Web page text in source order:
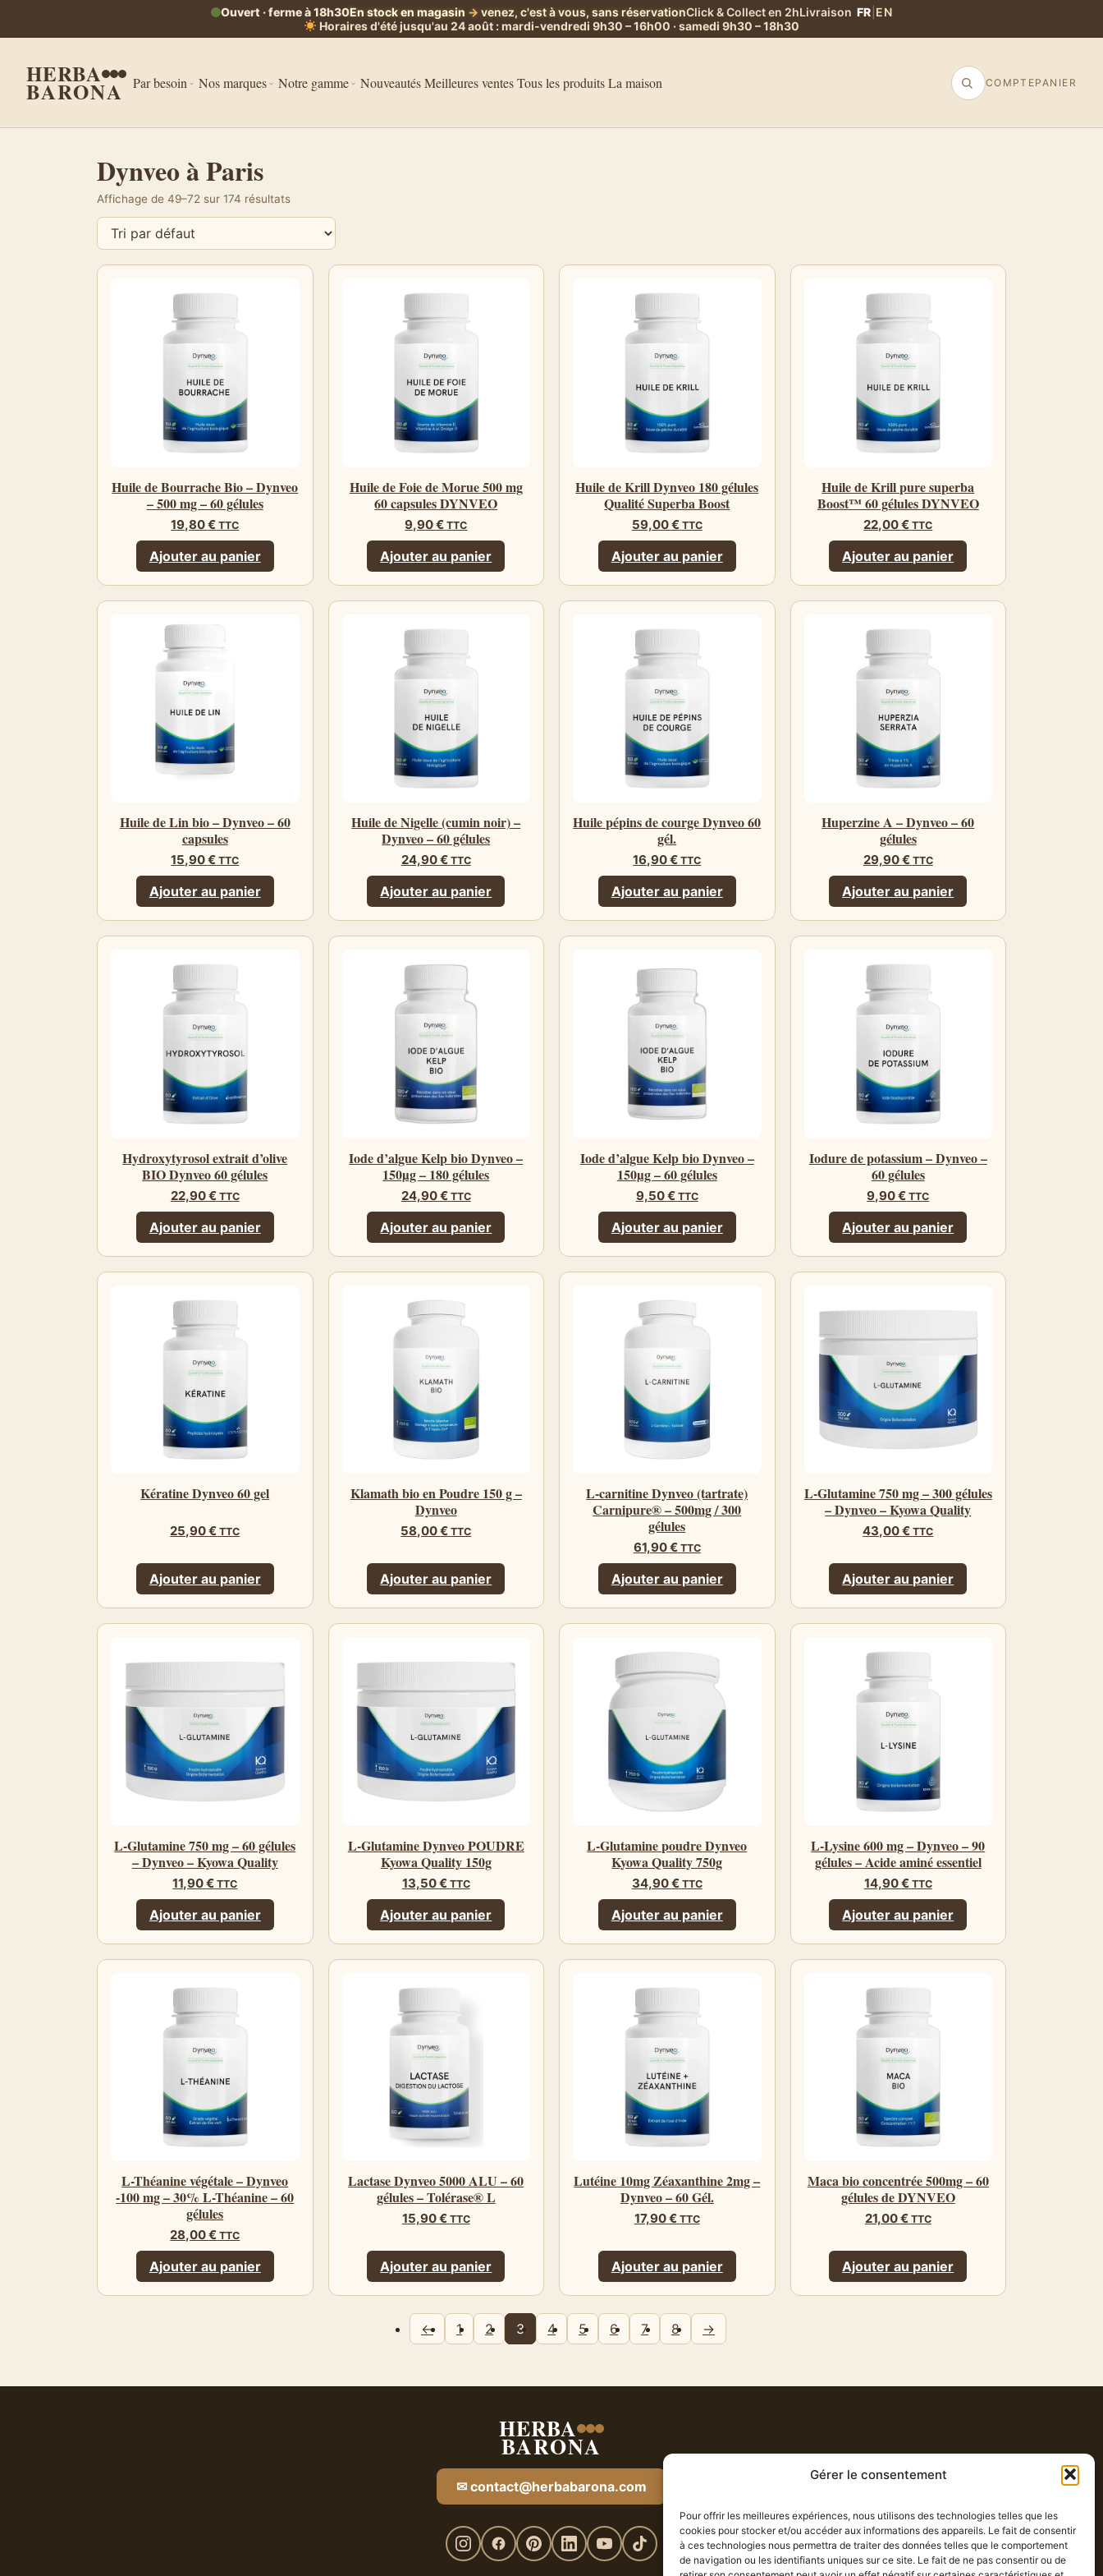
Gérer le consentement
Pour offrir les meilleures expériences, nous utilisons des technologies telles que les
cookies pour stocker et/ou accéder aux informations des appareils. Le fait de consentir
à ces technologies nous permettra de traiter des données telles que le comportement
de navigation ou les identifiants uniques sur ce site. Le fait de ne pas consentir ou de
Ouvert · ferme à 18h30
Horaires d'été jusqu'au 24 août : mardi-vendredi 9h30 – 16h00 · samedi 9h30 – 18h30
En stock en magasin → venez, c'est à vous, sans réservationClick & Collect en 2hLivraison FR EN
HERBA
BARONA Par besoin Nos marques Notre gamme Nouveautés Meilleures ventes Tous les produits La maison COMPTEPANIER
Dynveo à Paris
Affichage de 49–72 sur 174 résultats
Huile de Bourrache Bio – Dynveo
– 500 mg – 60 gélules
19,80€ TTC
Ajouter au panier
Huile de Foie de Morue 500 mg
60 capsules DYNVEO
9,90€ TTC
Ajouter au panier
Huile de Krill Dynveo 180 gélules
Qualité Superba Boost
59,00€ TTC
Ajouter au panier
Huile de Krill pure superba
Boost™ 60 gélules DYNVEO
22,00€ TTC
Ajouter au panier
Huile de Lin bio – Dynveo – 60
capsules
15,90€ TTC
Ajouter au panier
Huile de Nigelle (cumin noir) –
Dynveo – 60 gélules
24,90€ TTC
Ajouter au panier
Huile pépins de courge Dynveo 60
gél.
16,90€ TTC
Ajouter au panier
Huperzine A – Dynveo – 60
gélules
29,90€ TTC
Ajouter au panier
Hydroxytyrosol extrait d’olive
BIO Dynveo 60 gélules
22,90€ TTC
Ajouter au panier
Iode d’algue Kelp bio Dynveo –
150µg – 180 gélules
24,90€ TTC
Ajouter au panier
Iode d’algue Kelp bio Dynveo –
150µg – 60 gélules
9,50€ TTC
Ajouter au panier
Iodure de potassium – Dynveo –
60 gélules
9,90€ TTC
Ajouter au panier
Kératine Dynveo 60 gel
25,90€ TTC
Ajouter au panier
Klamath bio en Poudre 150 g –
Dynveo
58,00€ TTC
Ajouter au panier
L-carnitine Dynveo (tartrate)
Carnipure® – 500mg / 300
gélules
61,90€ TTC
Ajouter au panier
L-Glutamine 750 mg – 300 gélules
– Dynveo – Kyowa Quality
43,00€ TTC
Ajouter au panier
L-Glutamine 750 mg – 60 gélules
– Dynveo – Kyowa Quality
11,90€ TTC
Ajouter au panier
L-Glutamine Dynveo POUDRE
Kyowa Quality 150g
13,50€ TTC
Ajouter au panier
L-Glutamine poudre Dynveo
Kyowa Quality 750g
34,90€ TTC
Ajouter au panier
L-Lysine 600 mg – Dynveo – 90
gélules – Acide aminé essentiel
14,90€ TTC
Ajouter au panier
L-Théanine végétale – Dynveo
-100 mg – 30% L-Théanine – 60
gélules
28,00€ TTC
Ajouter au panier
Lactase Dynveo 5000 ALU – 60
gélules – Tolérase® L
15,90€ TTC
Ajouter au panier
Lutéine 10mg Zéaxanthine 2mg –
Dynveo – 60 Gél.
17,90€ TTC
Ajouter au panier
Maca bio concentrée 500mg – 60
gélules de DYNVEO
21,00€ TTC
Ajouter au panier
← 1 2 3 4 5 6 7 8 →
HERBA
BARONA
✉ contact@herbabarona.com